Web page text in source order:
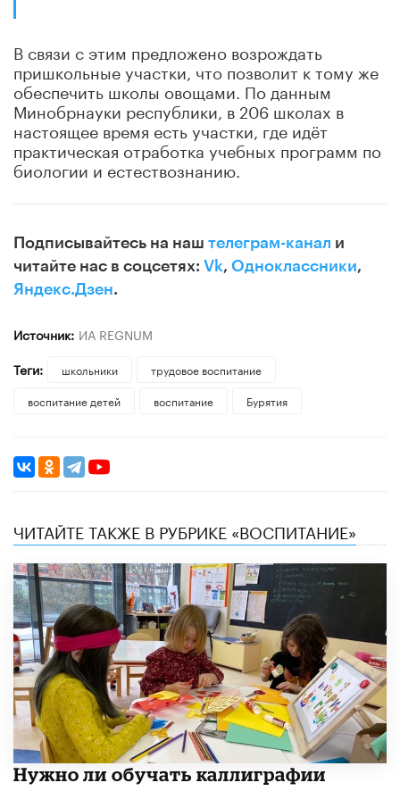
В связи с этим предложено возрождать
пришкольные участки, что позволит к тому же
обеспечить школы овощами. По данным
Минобрнауки республики, в 206 школах в
настоящее время есть участки, где идёт
практическая отработка учебных программ по
биологии и естествознанию.
Подписывайтесь на наш телеграм-канал и
читайте нас в соцсетях: Vk, Одноклассники,
Яндекс.Дзен.
Источник: ИА REGNUM
Теги:
школьники
трудовое воспитание
воспитание детей
воспитание Бурятия
ЧИТАЙТЕ ТАКЖЕ В РУБРИКЕ «ВОСПИТАНИЕ»
Нужно ли обучать каллиграфии